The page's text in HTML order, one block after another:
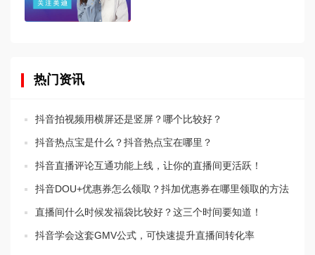
热门资讯
抖音拍视频用横屏还是竖屏？哪个比较好？
抖音热点宝是什么？抖音热点宝在哪里？
抖音直播评论互通功能上线，让你的直播间更活跃！
抖音DOU+优惠券怎么领取？抖加优惠券在哪里领取的方法
直播间什么时候发福袋比较好？这三个时间要知道！
抖音学会这套GMV公式，可快速提升直播间转化率